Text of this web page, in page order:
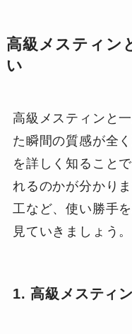
高級メスティン
い
高級メスティンと
た瞬間の質感が全
を詳しく知ること
れるのかが分かり
工など、使い勝手
見ていきましょう。
1. 高級メスティ